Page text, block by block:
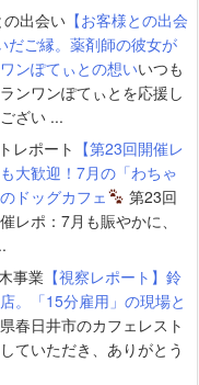
の出会い 【お客様との出会
だご縁。薬剤師の彼女が
ンぽてぃとの想いいつも
ンワンぽてぃとを応援し
ざい ...
レポート 【第23回開催レ
大歓迎！7月の「わちゃ
ドッグカフェ
第23回
レポ：7月も賑やかに、
事業 【視察レポート】鈴
。「15分雇用」の現場と
春日井市のカフェレスト
ていただき、ありがとう